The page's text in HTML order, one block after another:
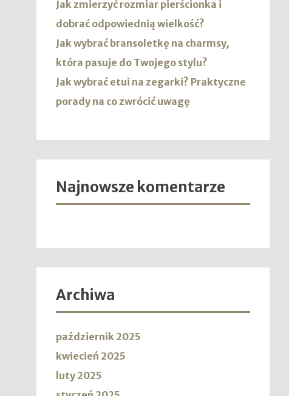
Jak zmierzyć rozmiar pierścionka i
dobrać odpowiednią wielkość?
Jak wybrać bransoletkę na charmsy,
która pasuje do Twojego stylu?
Jak wybrać etui na zegarki? Praktyczne
porady na co zwrócić uwagę
Najnowsze komentarze
Archiwa
październik 2025
kwiecień 2025
luty 2025